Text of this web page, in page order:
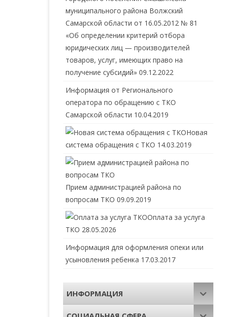
муниципального района Волжский
Самарской области от 16.05.2012 № 81
«Об определении критерий отбора
юридических лиц — производителей
товаров, услуг, имеющих право на
получение субсидий» 09.12.2022
Информация от Регионального
оператора по обращению с ТКО
Самарской области 10.04.2019
Новая
система обращения с ТКО 14.03.2019
Прием администрацией района по
вопросам ТКО 09.09.2019
Оплата за услуга
ТКО 28.05.2026
Информация для оформления опеки или
усыновления ребенка 17.03.2017
ИНФОРМАЦИЯ